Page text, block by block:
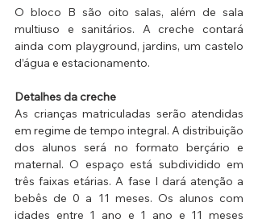
O bloco B são oito salas, além de sala
multiuso e sanitários. A creche contará
ainda com playground, jardins, um castelo
d’água e estacionamento.
Detalhes da creche
As crianças matriculadas serão atendidas
em regime de tempo integral. A distribuição
dos alunos será no formato berçário e
maternal. O espaço está subdividido em
três faixas etárias. A fase I dará atenção a
bebês de 0 a 11 meses. Os alunos com
idades entre 1 ano e 1 ano e 11 meses